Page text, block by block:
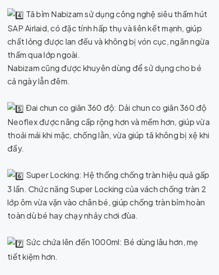
Tã bỉm Nabizam sử dụng công nghệ siêu thấm hút
SAP Airlaid, có đặc tính hấp thụ và liên kết mạnh, giúp
chất lỏng được lan đều và không bị vón cục, ngăn ngừa
thấm qua lớp ngoài.
Nabizam cũng được khuyên dùng để sử dụng cho bé
cả ngày lẫn đêm.
Đai chun co giãn 360 độ: Dải chun co giãn 360 độ
Neoflex được nâng cấp rộng hơn và mềm hơn, giúp vừa
thoải mái khi mặc, chống lằn, vừa giúp tã không bị xệ khi
đầy.
Super Locking: Hệ thống chống tràn hiệu quả gấp
3 lần. Chức năng Super Locking của vách chống tràn 2
lớp ôm vừa vặn vào chân bé, giúp chống tràn bỉm hoàn
toàn dù bé hay chạy nhảy chơi đùa.
Sức chứa lên đến 1000ml: Bé dùng lâu hơn, mẹ
tiết kiệm hơn.